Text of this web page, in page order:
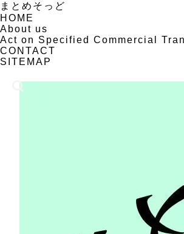
まとめそっど
HOME
About us
Act on Specified Commercial
CONTACT
SITEMAP